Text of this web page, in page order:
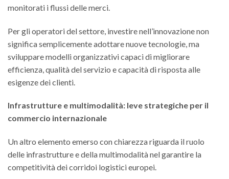
monitorati i flussi delle merci.
Per gli operatori del settore, investire nell’innovazione non
significa semplicemente adottare nuove tecnologie, ma
sviluppare modelli organizzativi capaci di migliorare
efficienza, qualità del servizio e capacità di risposta alle
esigenze dei clienti.
Infrastrutture e multimodalità: leve strategiche per il
commercio internazionale
Un altro elemento emerso con chiarezza riguarda il ruolo
delle infrastrutture e della multimodalità nel garantire la
competitività dei corridoi logistici europei.